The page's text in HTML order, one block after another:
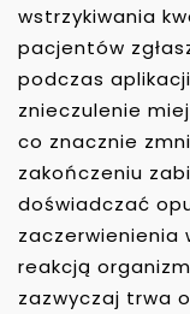
wstrzykiwania
pacjentów
podczas
znieczulenie
co znacznie
zakończeniu
doświadczać
zaczerwienienia
reakcją
zazwyczaj trwa